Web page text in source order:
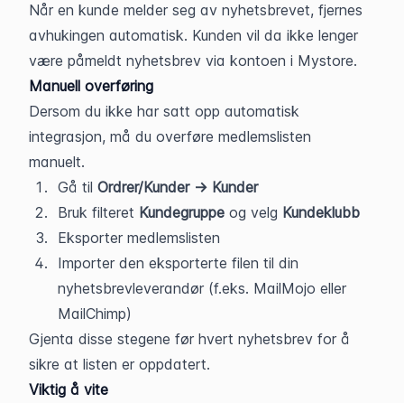
Når en kunde melder seg av nyhetsbrevet, fjernes
avhukingen automatisk. Kunden vil da ikke lenger
være påmeldt nyhetsbrev via kontoen i Mystore.
Manuell overføring
Dersom du ikke har satt opp automatisk
integrasjon, må du overføre medlemslisten
manuelt.
Gå til Ordrer/Kunder → Kunder
Bruk filteret Kundegruppe og velg Kundeklubb
Eksporter medlemslisten
Importer den eksporterte filen til din
nyhetsbrevleverandør (f.eks. MailMojo eller
MailChimp)
Gjenta disse stegene før hvert nyhetsbrev for å
sikre at listen er oppdatert.
Viktig å vite